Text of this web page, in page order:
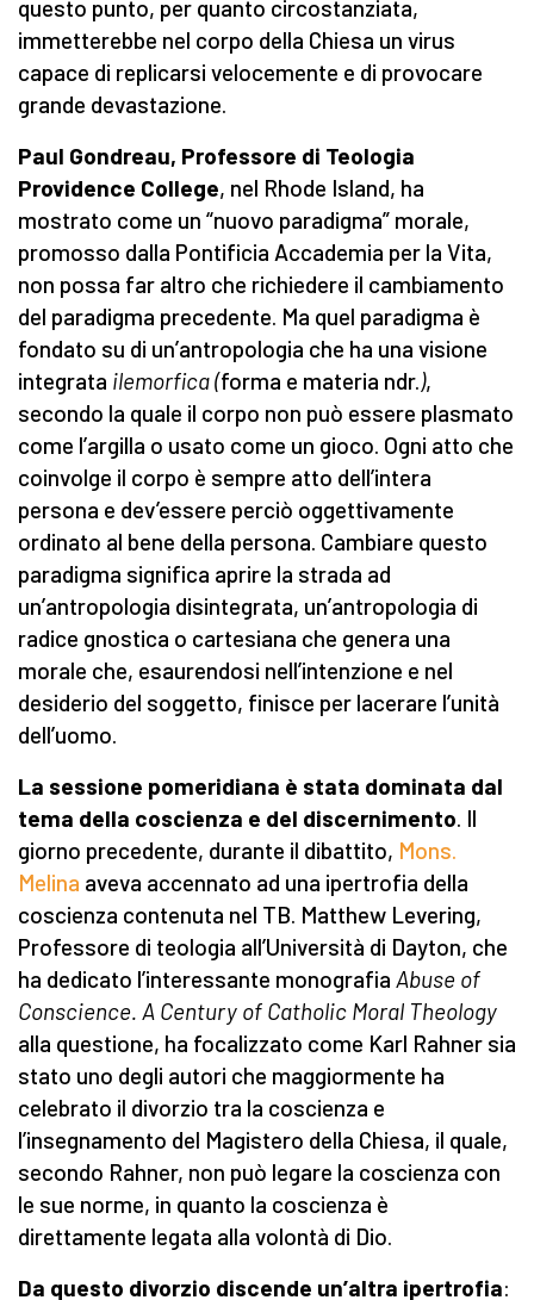
questo punto, per quanto circostanziata,
immetterebbe nel corpo della Chiesa un virus
capace di replicarsi velocemente e di provocare
grande devastazione.
Paul Gondreau, Professore di Teologia
Providence College, nel Rhode Island, ha
mostrato come un “nuovo paradigma” morale,
promosso dalla Pontificia Accademia per la Vita,
non possa far altro che richiedere il cambiamento
del paradigma precedente. Ma quel paradigma è
fondato su di un’antropologia che ha una visione
integrata ilemorfica (forma e materia ndr.),
secondo la quale il corpo non può essere plasmato
come l’argilla o usato come un gioco. Ogni atto che
coinvolge il corpo è sempre atto dell’intera
persona e dev’essere perciò oggettivamente
ordinato al bene della persona. Cambiare questo
paradigma significa aprire la strada ad
un’antropologia disintegrata, un’antropologia di
radice gnostica o cartesiana che genera una
morale che, esaurendosi nell’intenzione e nel
desiderio del soggetto, finisce per lacerare l’unità
dell’uomo.
La sessione pomeridiana è stata dominata dal
tema della coscienza e del discernimento. Il
giorno precedente, durante il dibattito, Mons.
Melina aveva accennato ad una ipertrofia della
coscienza contenuta nel TB. Matthew Levering,
Professore di teologia all’Università di Dayton, che
ha dedicato l’interessante monografia Abuse of
Conscience. A Century of Catholic Moral Theology
alla questione, ha focalizzato come Karl Rahner sia
stato uno degli autori che maggiormente ha
celebrato il divorzio tra la coscienza e
l’insegnamento del Magistero della Chiesa, il quale,
secondo Rahner, non può legare la coscienza con
le sue norme, in quanto la coscienza è
direttamente legata alla volontà di Dio.
Da questo divorzio discende un’altra ipertrofia: